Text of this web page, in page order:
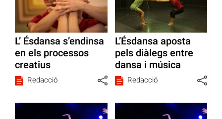
L’ Ésdansa s’endinsa
en els processos
creatius
Redacció
L’Ésdansa aposta
pels diàlegs entre
dansa i música
Redacció